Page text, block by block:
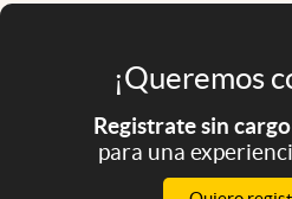
¡Queremos
Registrate sin
para una